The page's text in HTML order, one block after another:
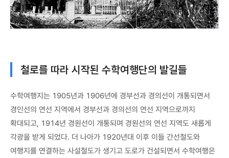
철로를 따라 시작된 수학여행단의 발길들
수학여행지는 1905년과 1906년에 경부선과 경의선이 개통되면서
경인선의 연선 지역에서 경부선과 경의선의 연선 지역으로까지
확대되고, 1914년 경원선이 개통되며 경원선의 연선 지역도 새롭게
각광을 받게 되었다. 더 나아가 1920년대 이후 이들 간선철도와
여행지를 연결하는 사설철도가 생기고 도로가 건설되면서 수학여행은